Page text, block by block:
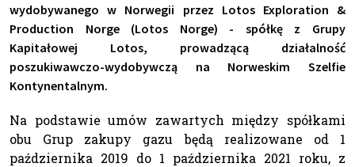
wydobywanego w Norwegii przez Lotos Exploration &
Production Norge (Lotos Norge) - spółkę z Grupy
Kapitałowej Lotos, prowadzącą działalność
poszukiwawczo-wydobywczą na Norweskim Szelfie
Kontynentalnym.
Na podstawie umów zawartych między spółkami
obu Grup zakupy gazu będą realizowane od 1
października 2019 do 1 października 2021 roku, z